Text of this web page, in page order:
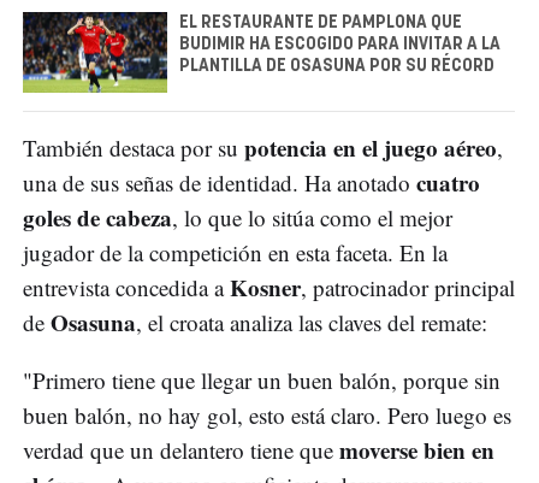
EL RESTAURANTE DE PAMPLONA QUE
BUDIMIR HA ESCOGIDO PARA INVITAR A LA
PLANTILLA DE OSASUNA POR SU RÉCORD
También destaca por su potencia en el juego aéreo,
una de sus señas de identidad. Ha anotado cuatro
goles de cabeza, lo que lo sitúa como el mejor
jugador de la competición en esta faceta. En la
entrevista concedida aKosner, patrocinador principal
de Osasuna, el croata analiza las claves del remate:
"Primero tiene que llegar un buen balón, porque sin
buen balón, no hay gol, esto está claro. Pero luego es
verdad que un delantero tiene que moverse bien en